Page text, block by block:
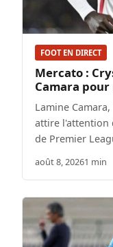
FOOT EN DIRECT
Mercato :
Camara
Lamine
attire l'attention
de Premier
août 8, 20261 min